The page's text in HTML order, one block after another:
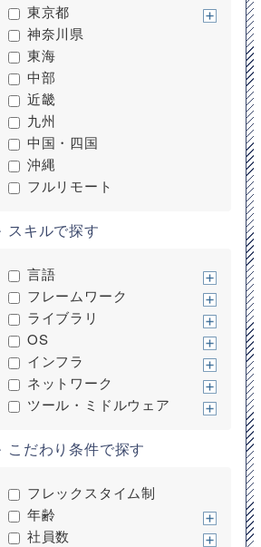
東京都
神奈川県
東海
中部
近畿
九州
中国・四国
沖縄
フルリモート
スキルで探す
言語
フレームワーク
ライブラリ
OS
インフラ
ネットワーク
ツール・ミドルウェア
こだわり条件で探す
フレックスタイム制
年齢
社員数